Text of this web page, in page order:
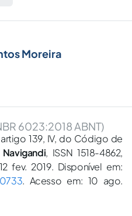
Moreira
6023:2018 ABNT)
artigo 139, IV, do Código de
, ISSN 1518-4862,
fev. 2019. Disponível em:
. Acesso em: 10 ago.